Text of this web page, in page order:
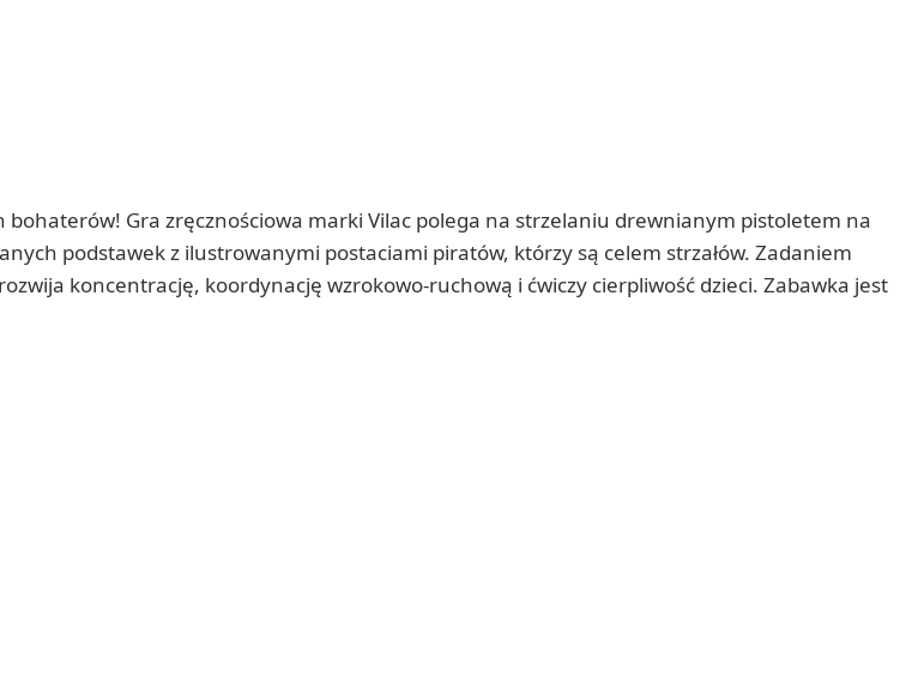
bohaterów! Gra zręcznościowa marki Vilac polega na strzelaniu drewnianym pistoletem na
podstawek z ilustrowanymi postaciami piratów, którzy są celem strzałów. Zadaniem
koncentrację, koordynację wzrokowo-ruchową i ćwiczy cierpliwość dzieci. Zabawka jest